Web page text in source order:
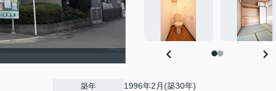
築年 1996年2月(築30年)